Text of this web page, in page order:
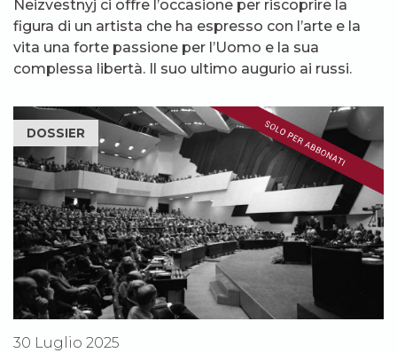
Neizvestnyj ci offre l’occasione per riscoprire la
figura di un artista che ha espresso con l’arte e la
vita una forte passione per l’Uomo e la sua
complessa libertà. Il suo ultimo augurio ai russi.
DOSSIER
30 Luglio 2025